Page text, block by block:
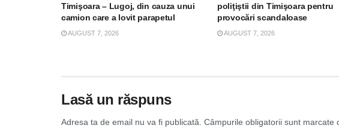
Timişoara – Lugoj, din cauza unui
camion care a lovit parapetul
AUGUST 7, 2026
poliţiştii din Timişoara pentru
provocări scandaloase
AUGUST 7, 2026
Lasă un răspuns
Adresa ta de email nu va fi publicată. Câmpurile obligatorii sunt marcate